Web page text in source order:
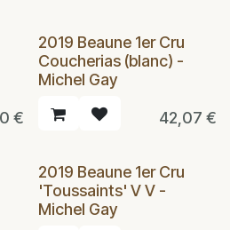
€
2019 Beaune 1er Cru
Coucherias (blanc) -
Michel Gay
42,07 €
2019 Beaune 1er Cru
'Toussaints' V V -
Michel Gay